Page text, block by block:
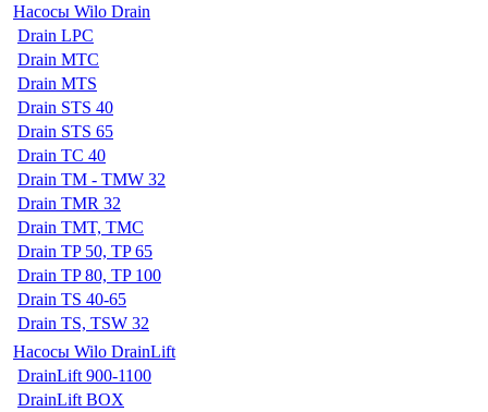
Насосы Wilo Drain
Drain LPC
Drain MTC
Drain MTS
Drain STS 40
Drain STS 65
Drain TC 40
Drain TM - TMW 32
Drain TMR 32
Drain TMT, TMC
Drain TP 50, TP 65
Drain TP 80, TP 100
Drain TS 40-65
Drain TS, TSW 32
Насосы Wilo DrainLift
DrainLift 900-1100
DrainLift BOX